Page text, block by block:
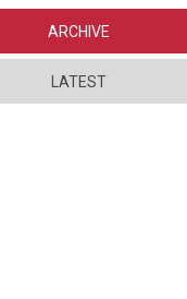
ARCHIVE
LATEST